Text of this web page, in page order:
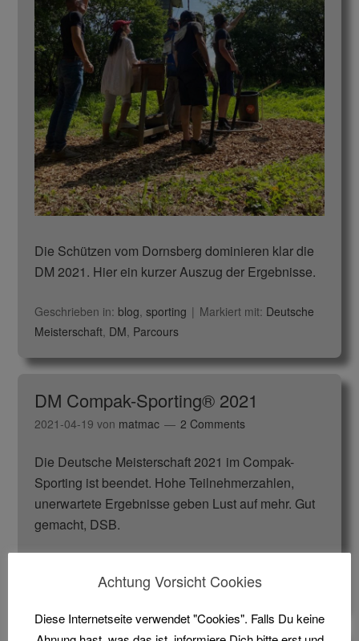
Die Schützen vom Dornsberg dominieren klar die
DM 2021. Hier ein kurzer Auszug der Ergebnisse.
Geschrieben in: blog sporting Markiert mit: Deutsche
Meisterschaft, DM Parcours
DM Compak-Sporting® 2021
2021-04-19 von matmac 2 Comments
Die Deutsche Meisterschaft 2021 im Compak-
Sporting ist beendet. Hohe Teilnehmerzahlen,
unerwartete Ergebnisse geben Lust auf mehr. Gut
gemacht, DSB.
Deutsche Meisterschaft, DM
Achtung Vorsicht Cookies
Diese Internetseite verwendet "Cookies". Falls Du keine